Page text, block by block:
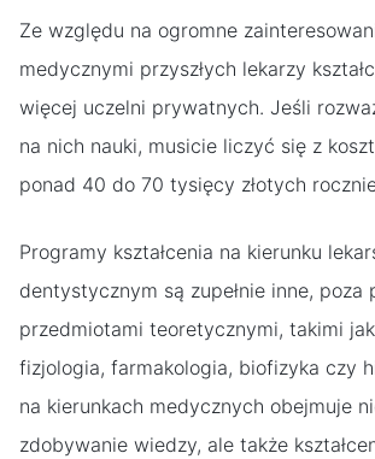
Ze względu na ogromne
medycznymi przyszłych lekarzy
więcej uczelni prywatnych. Jeśli
na nich nauki, musicie liczyć się z
ponad 40 do 70 tysięcy złotych
Programy kształcenia na kierunku
dentystycznym są zupełnie inne, poza
przedmiotami teoretycznymi, takimi
fizjologia, farmakologia, biofizyka czy
na kierunkach medycznych obejmuje
zdobywanie wiedzy, ale także